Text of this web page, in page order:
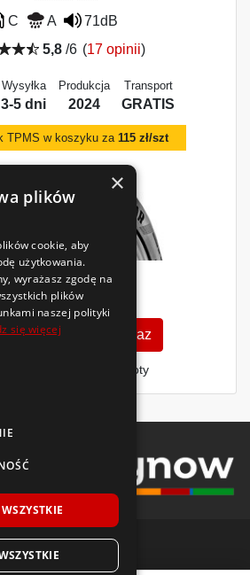
C A
71dB
5,8/6 (17 opinii)
Wysyłka
3-5 dni
Produkcja
2024
Transport
GRATIS
TPMS w koszyku za115 zł/szt
546 zł/szt.
Kup teraz
dla firm - MŚP i floty
×
plików
cookie, aby
użytkowania.
wyrażasz zgodę na
plików
naszej polityki
się więcej